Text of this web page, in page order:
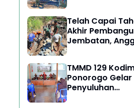
RTLH
Telah Capai
Akhir
Jembatan,
Jalan
TMMD 129
Ponorogo Gelar
Penyuluhan